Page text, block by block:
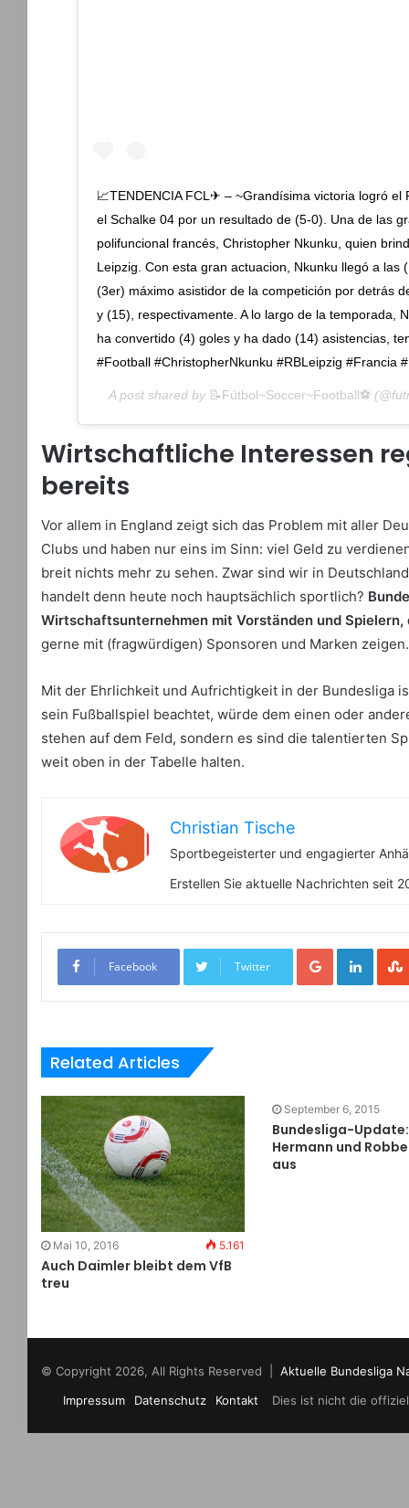
📈TENDENCIA FCL✈ – ~Grandísima victoria logró
el Schalke 04 por un resultado de (5-0). Una de las
polifuncional francés, Christopher Nkunku, quien
Leipzig. Con esta gran actuacion, Nkunku llegó a las
(3er) máximo asistidor de la competición por detrás
y (15), respectivamente. A lo largo de la temporada,
ha convertido (4) goles y ha dado (14) asistencias,
#Football #ChristopherNkunku #RBLeipzig #Francia
A post shared by 📝Fútbol~Soccer~Football⚽️
Wirtschaftliche Interessen
bereits
Vor allem in England zeigt sich das Problem mit aller
Clubs und haben nur eins im Sinn: viel Geld zu
breit nichts mehr zu sehen. Zwar sind wir in
handelt denn heute noch hauptsächlich sportlich?
Wirtschaftsunternehmen mit Vorständen und
gerne mit (fragwürdigen) Sponsoren und Marken
Mit der Ehrlichkeit und Aufrichtigkeit in der Bundesliga
sein Fußballspiel beachtet, würde dem einen oder
stehen auf dem Feld, sondern es sind die talentierten
weit oben in der Tabelle halten.
Christian Tische
Sportbegeisterter und engagierter
Erstellen Sie aktuelle Nachrichten seit
Facebook Twitter
Google+ LinkedIn
Related Articles
Mai 10, 2016 5.161
Auch Daimler bleibt dem VfB
treu
September 6, 2015
Bundesliga-Update:
Hermann und
aus
© Copyright 2026, All Rights Reserved | Aktuelle Bundesliga
Dies ist nicht die
Impressum Datenschutz Kontakt